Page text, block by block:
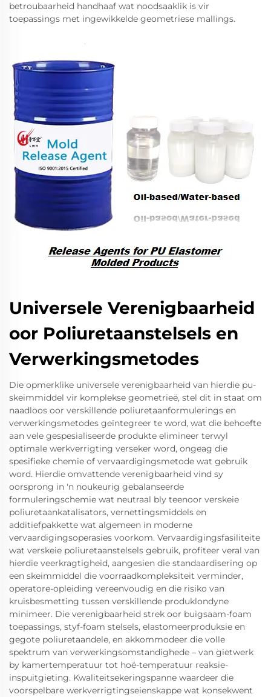
betroubaarheid handhaaf wat noodsaaklik is vir
toepassings met ingewikkelde geometriese mallings.
Universele Verenigbaarheid
oor Poliuretaanstelsels en
Verwerkingsmetodes
Die opmerklike universele verenigbaarheid van hierdie pu-
skeimmiddel vir komplekse geometrieë, stel dit in staat om
naadloos oor verskillende poliuretaanformulerings en
verwerkingsmetodes geïntegreer te word, wat die behoefte
aan vele gespesialiseerde produkte elimineer terwyl
optimale werkverrigting verseker word, ongeag die
spesifieke chemie of vervaardigingsmetode wat gebruik
word. Hierdie omvattende verenigbaarheid vind sy
oorsprong in 'n noukeurig gebalanseerde
formuleringschemie wat neutraal bly teenoor verskeie
poliuretaankatalisators, vernettingsmiddels en
additiefpakkette wat algemeen in moderne
vervaardigingsoperasies voorkom. Vervaardigingsfasiliteite
wat verskeie poliuretaanstelsels gebruik, profiteer veral van
hierdie veerkragtigheid, aangesien die standaardisering op
een skeimmiddel die voorraadkompleksiteit verminder,
operatore-opleiding vereenvoudig en die risiko van
kruisbesmetting tussen verskillende produklondyne
minimeer. Die verenigbaarheid strek oor buigsaam-foam
toepassings, styf-foam stelsels, elastomeerproduksie en
gegote poliuretaandele, en akkommodeer die volle
spektrum van verwerkingsomstandighede – van gietwerk
by kamertemperatuur tot hoë-temperatuur reaksie-
inspuitgieting. Kwaliteitsekeringspanne waardeer die
voorspelbare werkverrigtingseienskappe wat konsekwent